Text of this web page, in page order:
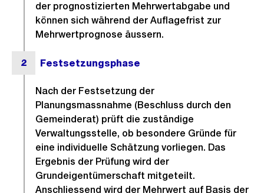
der prognostizierten Mehrwertabgabe und
können sich während der Auflagefrist zur
Mehrwertprognose äussern.
Nach der Festsetzung der
Planungsmassnahme (Beschluss durch den
Gemeinderat) prüft die zuständige
Verwaltungsstelle, ob besondere Gründe für
eine individuelle Schätzung vorliegen. Das
Ergebnis der Prüfung wird der
Grundeigentümerschaft mitgeteilt.
Anschliessend wird der Mehrwert auf Basis der